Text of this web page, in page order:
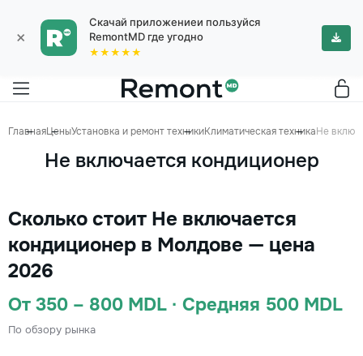
×
Скачай приложениеи пользуйся
RemontMD где угодно
★★★★★
ГлавнаяЦеныУстановка и ремонт техникиКлиматическая техникаНе
Не включается кондиционер
Сколько стоит Не включается
кондиционер в Молдове — цена
2026
От 350 – 800 MDL · Средняя 500 MDL
По обзору рынка